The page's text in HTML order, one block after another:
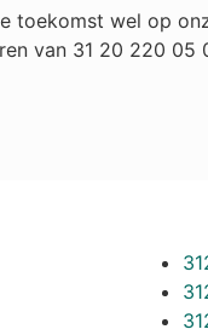
toekomst wel op
van 31 20 220 05